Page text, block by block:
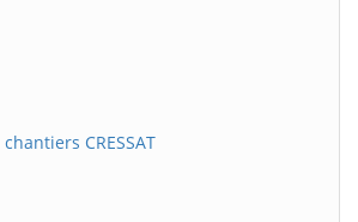
CRESSAT